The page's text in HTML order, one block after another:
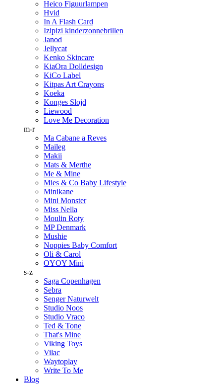
Heico Figuurlampen
Hvid
In A Flash Card
Izipizi kinderzonnebrillen
Janod
Jellycat
Kenko Skincare
KiaOra Dolldesign
KiCo Label
Kitpas Art Crayons
Koeka
Konges Slojd
Liewood
Love Me Decoration
m-r
Ma Cabane a Reves
Maileg
Makii
Mats & Merthe
Me & Mine
Mies & Co Baby Lifestyle
Minikane
Mini Monster
Miss Nella
Moulin Roty
MP Denmark
Mushie
Noppies Baby Comfort
Oli & Carol
OYOY Mini
s-z
Saga Copenhagen
Sebra
Senger Naturwelt
Studio Noos
Studio Vraco
Ted & Tone
That's Mine
Viking Toys
Vilac
Waytoplay
Write To Me
Blog